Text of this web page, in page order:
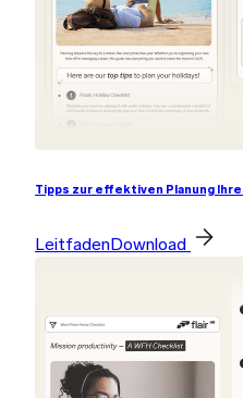
Tipps zur effektiven Planung
LeitfadenDownload